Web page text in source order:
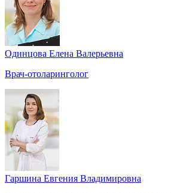
Одинцова Елена Валерьевна
Врач-отоларинголог
Гаршина Евгения Владимировна